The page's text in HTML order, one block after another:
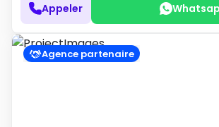
Appeler
Agence partenaire